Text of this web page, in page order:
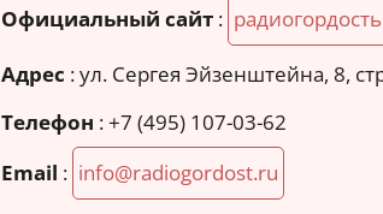
Официальный сайт :
Адрес :ул. Сергея Эйзенштейна, 8,
Телефон :+7 (495) 107-03-62
Email : info@radiogordost.ru